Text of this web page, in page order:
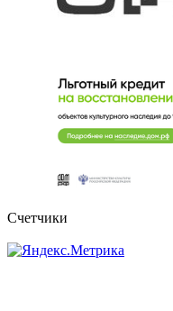
Счетчики